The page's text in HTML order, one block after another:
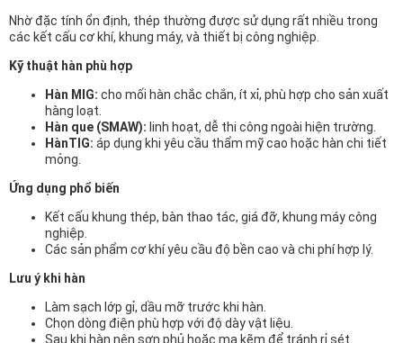
Nhờ đặc tính ổn định, thép thường được sử dụng rất nhiều trong
các kết cấu cơ khí, khung máy, và thiết bị công nghiệp.
Kỹ thuật hàn phù hợp
Hàn MIG: cho mối hàn chắc chắn, ít xỉ, phù hợp cho sản xuất
hàng loạt.
Hàn que (SMAW): linh hoạt, dễ thi công ngoài hiện trường.
HànTIG: áp dụng khi yêu cầu thẩm mỹ cao hoặc hàn chi tiết
mỏng.
Ứng dụng phổ biến
Kết cấu khung thép, bàn thao tác, giá đỡ, khung máy công
nghiệp.
Các sản phẩm cơ khí yêu cầu độ bền cao và chi phí hợp lý.
Lưu ý khi hàn
Làm sạch lớp gỉ, dầu mỡ trước khi hàn.
Chọn dòng điện phù hợp với độ dày vật liệu.
Sau khi hàn nên sơn phủ hoặc mạ kẽm để tránh rỉ sét.